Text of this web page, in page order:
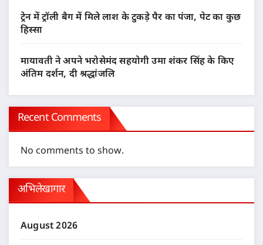
ट्रेन में ट्रॉली बैग में मिले लाश के टुकड़े पैर का पंजा, पेट का कुछ
हिस्सा
मायावती ने अपने भरोसेमंद सहयोगी उमा शंकर सिंह के किए
अंतिम दर्शन, दी श्रद्धांजलि
Recent Comments
No comments to show.
अभिलेखागार
August 2026